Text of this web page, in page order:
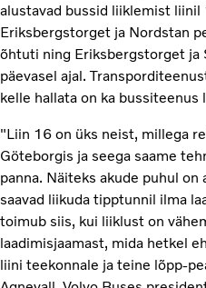
alustavad bussid liiklemist liinil
Eriksbergstorget ja Nordstan
õhtuti ning Eriksbergstorget ja
päevasel ajal.
kelle hallata on ka bussiteenus
"Liin 16 on üks neist, millega
Göteborgis ja seega saame
panna. Näiteks akude puhul
saavad liikuda tipptunnil ilma
toimub siis, kui liiklust on
laadimisjaamast, mida hetkel
liini teekonnale ja teine lõpp-